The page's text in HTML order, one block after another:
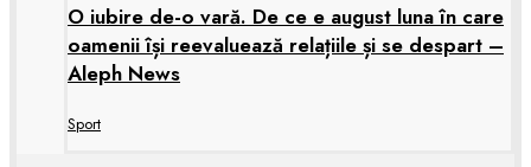
O iubire de-o vară. De ce e august luna în care
oamenii își reevaluează relațiile și se despart –
Aleph News
Sport